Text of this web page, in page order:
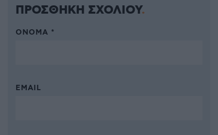
ΠΡΟΣΘΗΚΗ ΣΧΟΛΙΟΥ
ΌΝΟΜΑ *
EMAIL